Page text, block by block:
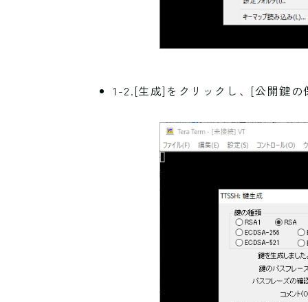
1-2.[生成]をクリックし、[公開鍵